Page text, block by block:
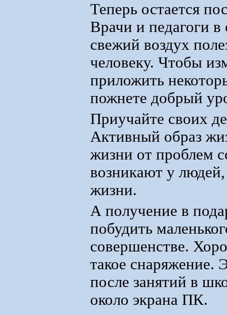
Теперь остается
Врачи и педагоги в
свежий воздух
человеку. Чтобы
приложить
пожнете добрый
Приучайте своих
Активный образ
жизни от проблем
возникают у
жизни.
А получение в
побудить
совершенстве.
такое снаряжение.
после занятий в
около экрана ПК.